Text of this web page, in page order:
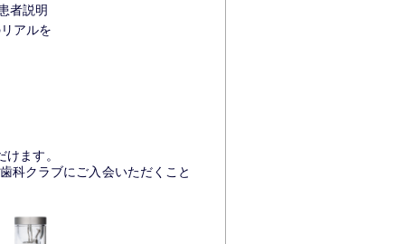
者説明
アルを
ます。
科クラブにご入会いただくこと